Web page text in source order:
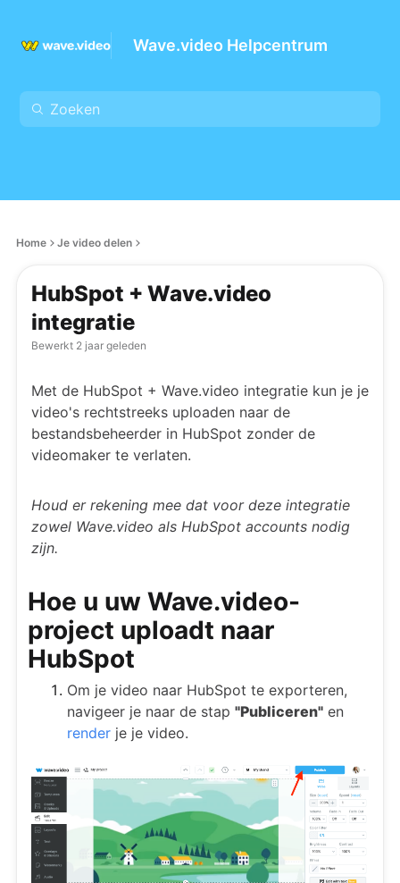
Wave.video Helpcentrum
Home Je video delen
HubSpot + Wave.video
integratie
Bewerkt 2 jaar geleden
Met de HubSpot + Wave.video integratie kun je je
video's rechtstreeks uploaden naar de
bestandsbeheerder in HubSpot zonder de
videomaker te verlaten.
Houd er rekening mee dat voor deze integratie
zowel Wave.video als HubSpot accounts nodig
zijn.
Hoe u uw Wave.video-
project uploadt naar
HubSpot
Om je video naar HubSpot te exporteren,
navigeer je naar de stap "Publiceren" en
render je je video.